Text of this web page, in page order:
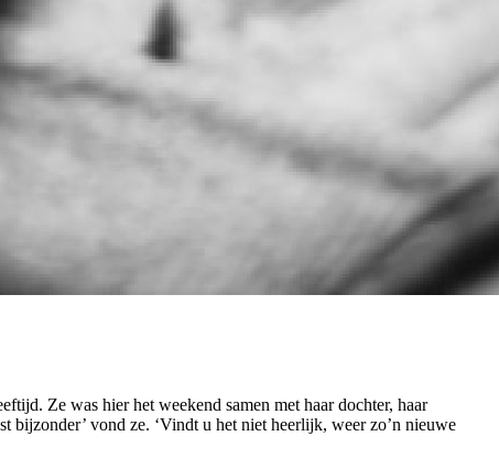
bijzonder’ vond ze. ‘Vindt u het niet heerlijk, weer zo’n nieuwe